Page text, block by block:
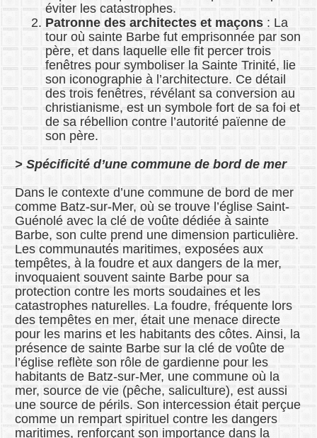
éviter les catastrophes.
Patronne des architectes et maçons: La
tour où sainte Barbe fut emprisonnée par son
père, et dans laquelle elle fit percer trois
fenêtres pour symboliser la Sainte Trinité, lie
son iconographie à l’architecture. Ce détail
des trois fenêtres, révélant sa conversion au
christianisme, est un symbole fort de sa foi et
de sa rébellion contre l’autorité païenne de
son père.
> Spécificité d’une commune de bord de mer
Dans le contexte d’une commune de bord de mer
comme Batz-sur-Mer, où se trouve l’église Saint-
Guénolé avec la clé de voûte dédiée à sainte
Barbe, son culte prend une dimension particulière.
Les communautés maritimes, exposées aux
tempêtes, à la foudre et aux dangers de la mer,
invoquaient souvent sainte Barbe pour sa
protection contre les morts soudaines et les
catastrophes naturelles. La foudre, fréquente lors
des tempêtes en mer, était une menace directe
pour les marins et les habitants des côtes. Ainsi, la
présence de sainte Barbe sur la clé de voûte de
l’église reflète son rôle de gardienne pour les
habitants de Batz-sur-Mer, une commune où la
mer, source de vie (pêche, saliculture), est aussi
une source de périls. Son intercession était perçue
comme un rempart spirituel contre les dangers
maritimes, renforçant son importance dans la